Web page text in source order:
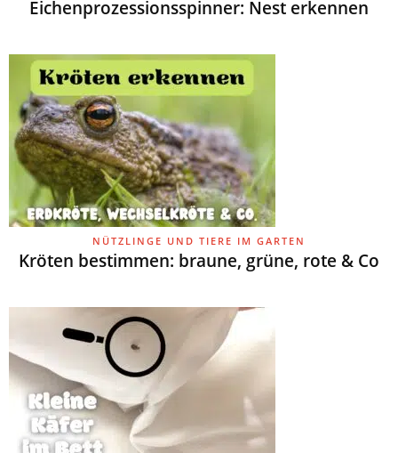
Eichenprozessionsspinner: Nest erkennen
NÜTZLINGE UND TIERE IM GARTEN
Kröten bestimmen: braune, grüne, rote & Co